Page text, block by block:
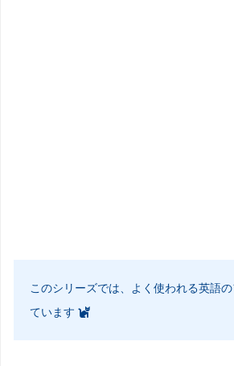
このシリーズでは、よく使われる英語
ています